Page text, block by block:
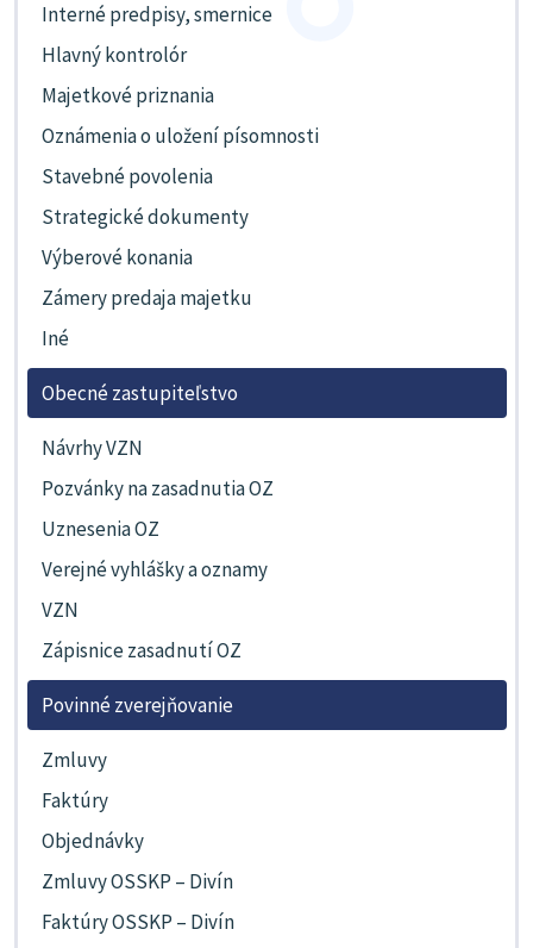
Interné predpisy, smernice
Hlavný kontrolór
Majetkové priznania
Oznámenia o uložení písomnosti
Stavebné povolenia
Strategické dokumenty
Výberové konania
Zámery predaja majetku
Iné
Obecné zastupiteľstvo
Návrhy VZN
Pozvánky na zasadnutia OZ
Uznesenia OZ
Verejné vyhlášky a oznamy
VZN
Zápisnice zasadnutí OZ
Povinné zverejňovanie
Zmluvy
Faktúry
Objednávky
Zmluvy OSSKP – Divín
Faktúry OSSKP – Divín